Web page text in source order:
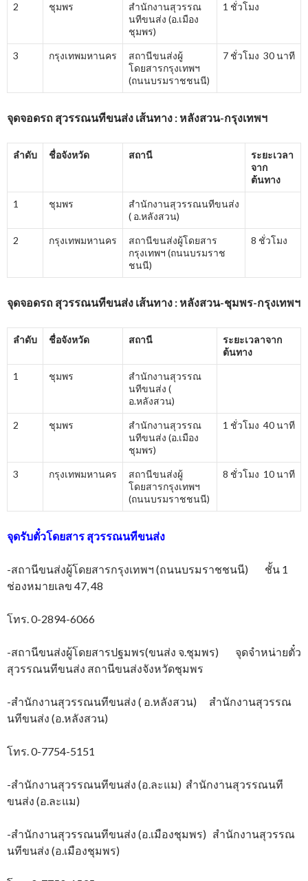
2 ชุมพร
สำนักงานสุวรรณ
นทีขนส่ง (อ.เมือง
ชุมพร)
1 ชั่วโมง
3 กรุงเทพมหานคร
สถานีขนส่งผู้
โดยสารกรุงเทพฯ
(ถนนบรมราชชนนี)
7 ชั่วโมง 30 นาที
จุดจอดรถ สุวรรณนทีขนส่ง เส้นทาง : หลังสวน-กรุงเทพฯ
ลำดับ ชื่อจังหวัด สถานี
ระยะเวลา
จาก
ต้นทาง
1 ชุมพร
สำนักงานสุวรรณนทีขนส่ง
( อ.หลังสวน)
2 กรุงเทพมหานคร
สถานีขนส่งผู้โดยสาร
กรุงเทพฯ (ถนนบรมราช
ชนนี)
8 ชั่วโมง
จุดจอดรถ สุวรรณนทีขนส่ง เส้นทาง : หลังสวน-ชุมพร-กรุงเทพฯ
ลำดับ ชื่อจังหวัด สถานี
ระยะเวลาจาก
ต้นทาง
1 ชุมพร
สำนักงานสุวรรณ
นทีขนส่ง (
อ.หลังสวน)
2 ชุมพร
สำนักงานสุวรรณ
นทีขนส่ง (อ.เมือง
ชุมพร)
1 ชั่วโมง 40 นาที
3 กรุงเทพมหานคร
สถานีขนส่งผู้
โดยสารกรุงเทพฯ
(ถนนบรมราชชนนี)
8 ชั่วโมง 10 นาที
จุดรับตั๋วโดยสาร สุวรรณนทีขนส่ง
-สถานีขนส่งผู้โดยสารกรุงเทพฯ (ถนนบรมราชชนนี) ชั้น 1
ช่องหมายเลข 47, 48
โทร. 0-2894-6066
-สถานีขนส่งผู้โดยสารปฐมพร(ขนส่ง จ.ชุมพร) จุดจำหน่ายตั๋ว
สุวรรณนทีขนส่ง สถานีขนส่งจังหวัดชุมพร
-สำนักงานสุวรรณนทีขนส่ง ( อ.หลังสวน) สำนักงานสุวรรณ
นทีขนส่ง (อ.หลังสวน)
โทร. 0-7754-5151
-สำนักงานสุวรรณนทีขนส่ง (อ.ละแม) สำนักงานสุวรรณนที
ขนส่ง (อ.ละแม)
-สำนักงานสุวรรณนทีขนส่ง (อ.เมืองชุมพร) สำนักงานสุวรรณ
นทีขนส่ง (อ.เมืองชุมพร)